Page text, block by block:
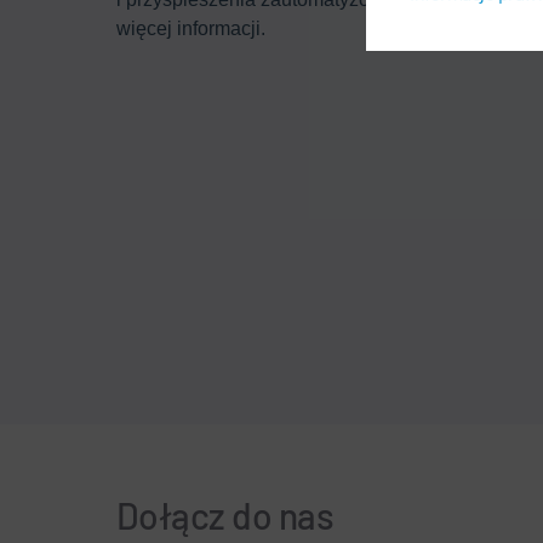
więcej informacji.
Dołącz do nas